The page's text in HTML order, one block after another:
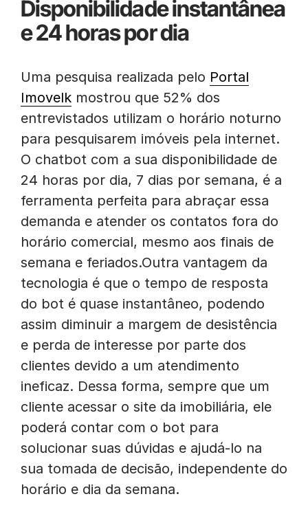
Disponibilidade instantânea
e 24 horas por dia
Uma pesquisa realizada pelo Portal
Imovelk mostrou que 52% dos
entrevistados utilizam o horário noturno
para pesquisarem imóveis pela internet.
O chatbot com a sua disponibilidade de
24 horas por dia, 7 dias por semana, é a
ferramenta perfeita para abraçar essa
demanda e atender os contatos fora do
horário comercial, mesmo aos finais de
semana e feriados.Outra vantagem da
tecnologia é que o tempo de resposta
do bot é quase instantâneo, podendo
assim diminuir a margem de desistência
e perda de interesse por parte dos
clientes devido a um atendimento
ineficaz. Dessa forma, sempre que um
cliente acessar o site da imobiliária, ele
poderá contar com o bot para
solucionar suas dúvidas e ajudá-lo na
sua tomada de decisão, independente do
horário e dia da semana.